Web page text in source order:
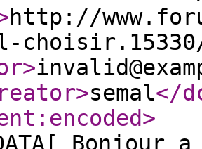
http://
>
>semal</
>